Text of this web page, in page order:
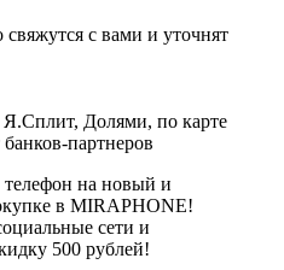
с вами и уточнят
Я.Сплит, Долями, по карте
партнеров
на новый и
в MIRAPHONE!
сети и
500 рублей!